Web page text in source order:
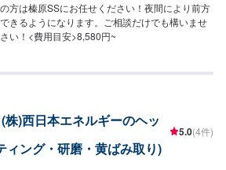
方は榛原SSにお任せください！夜間により前方
きるようになります。ご相談だけでも構いませ
い！<費用目安>8,580円~
)西日本エネルギーのヘッ
ィング・研磨・黄ばみ取り)
5.0(4件)